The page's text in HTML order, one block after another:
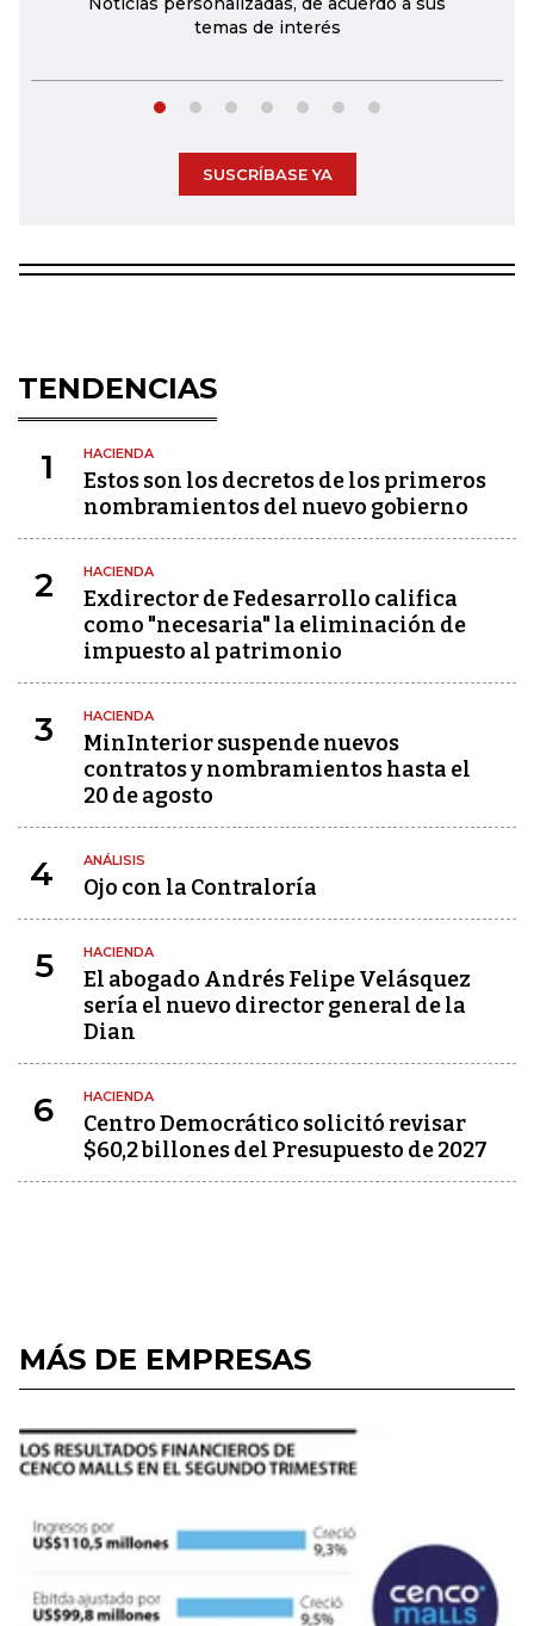
temas de interés
SUSCRÍBASE YA
TENDENCIAS
1 HACIENDA
Estos son los decretos de los primeros
nombramientos del nuevo gobierno
2 HACIENDA
Exdirector de Fedesarrollo califica
como "necesaria" la eliminación de
impuesto al patrimonio
3 HACIENDA
MinInterior suspende nuevos
contratos y nombramientos hasta el
20 de agosto
4 ANÁLISIS
Ojo con la Contraloría
5 HACIENDA
El abogado Andrés Felipe Velásquez
sería el nuevo director general de la
Dian
6 HACIENDA
Centro Democrático solicitó revisar
$60,2 billones del Presupuesto de 2027
MÁS DE EMPRESAS